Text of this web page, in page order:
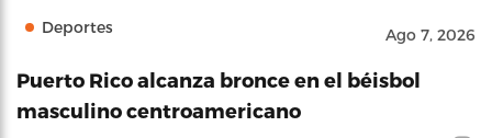
Deportes Ago 7, 2026
Puerto Rico alcanza bronce en el béisbol
masculino centroamericano